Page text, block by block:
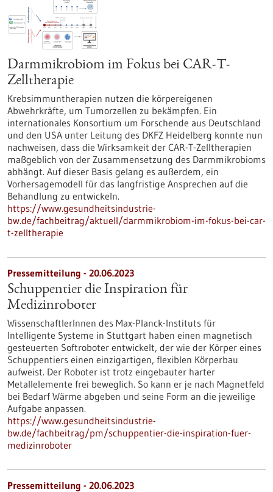
Darmmikrobiom im Fokus bei CAR-T-
Zelltherapie
Krebsimmuntherapien nutzen die körpereigenen
Abwehrkräfte, um Tumorzellen zu bekämpfen. Ein
internationales Konsortium um Forschende aus Deutschland
und den USA unter Leitung des DKFZ Heidelberg konnte nun
nachweisen, dass die Wirksamkeit der CAR-T-Zelltherapien
maßgeblich von der Zusammensetzung des Darmmikrobioms
abhängt. Auf dieser Basis gelang es außerdem, ein
Vorhersagemodell für das langfristige Ansprechen auf die
Behandlung zu entwickeln.
https://www.gesundheitsindustrie-
bw.de/fachbeitrag/aktuell/darmmikrobiom-im-fokus-bei-car-
t-zelltherapie
Pressemitteilung - 20.06.2023
Schuppentier die Inspiration für
Medizinroboter
WissenschaftlerInnen des Max-Planck-Instituts für
Intelligente Systeme in Stuttgart haben einen magnetisch
gesteuerten Softroboter entwickelt, der wie der Körper eines
Schuppentiers einen einzigartigen, flexiblen Körperbau
aufweist. Der Roboter ist trotz eingebauter harter
Metallelemente frei beweglich. So kann er je nach Magnetfeld
bei Bedarf Wärme abgeben und seine Form an die jeweilige
Aufgabe anpassen.
https://www.gesundheitsindustrie-
bw.de/fachbeitrag/pm/schuppentier-die-inspiration-fuer-
medizinroboter
Pressemitteilung - 20.06.2023